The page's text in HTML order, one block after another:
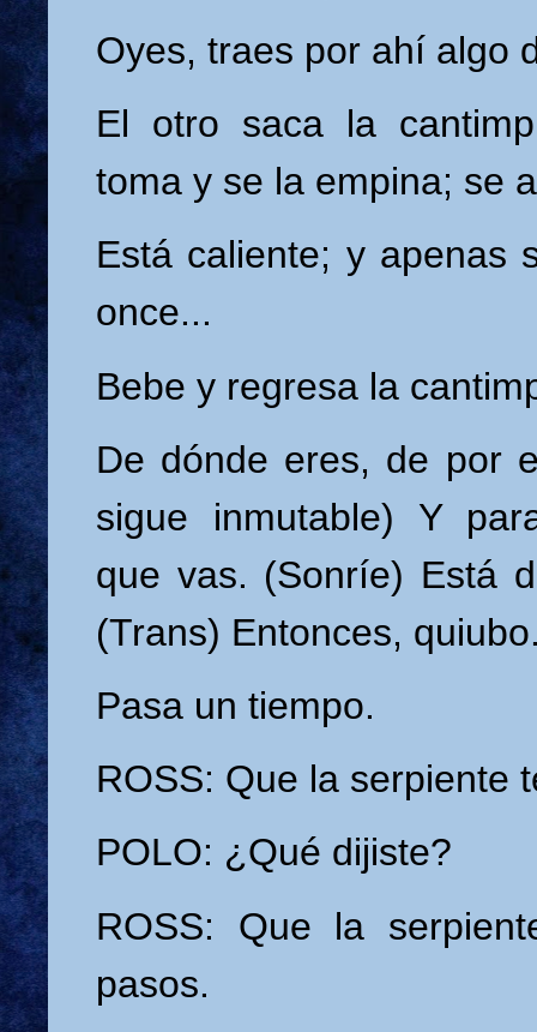
Oyes, traes por ahí algo
El otro saca la
toma y se la empina; se
Está caliente; y apenas
once...
Bebe y regresa la
De dónde eres, de por
sigue inmutable) Y
que vas. (Sonríe) Está
(Trans) Entonces,
Pasa un tiempo.
ROSS: Que la serpiente
POLO: ¿Qué dijiste?
ROSS: Que la
pasos.